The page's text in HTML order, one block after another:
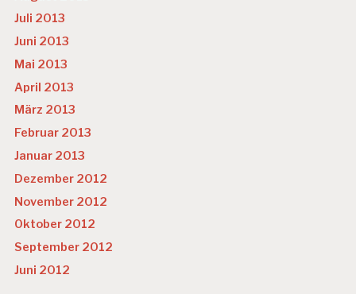
Juli 2013
Juni 2013
Mai 2013
April 2013
März 2013
Februar 2013
Januar 2013
Dezember 2012
November 2012
Oktober 2012
September 2012
Juni 2012